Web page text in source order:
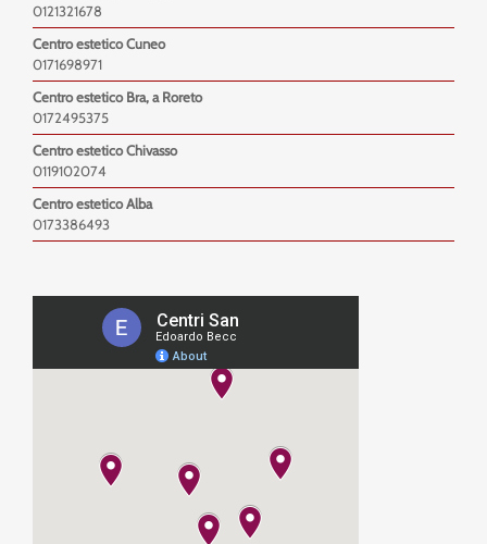
0121321678
Centro estetico Cuneo
0171698971
Centro estetico Bra, a Roreto
0172495375
Centro estetico Chivasso
0119102074
Centro estetico Alba
0173386493